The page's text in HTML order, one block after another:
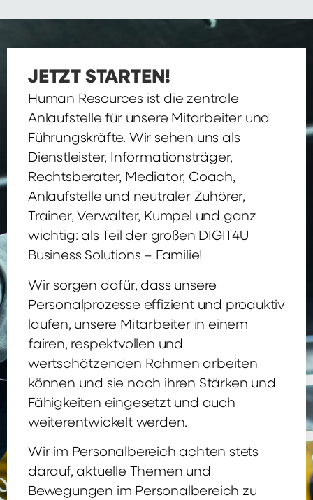
JETZT STARTEN!
Human Resources ist die zentrale
Anlaufstelle für unsere Mitarbeiter und
Führungskräfte. Wir sehen uns als
Dienstleister, Informationsträger,
Rechtsberater, Mediator, Coach,
Anlaufstelle und neutraler Zuhörer,
Trainer, Verwalter, Kumpel und ganz
wichtig: als Teil der großen DIGIT4U
Business Solutions – Familie!
Wir sorgen dafür, dass unsere
Personalprozesse effizient und produktiv
laufen, unsere Mitarbeiter in einem
fairen, respektvollen und
wertschätzenden Rahmen arbeiten
können und sie nach ihren Stärken und
Fähigkeiten eingesetzt und auch
weiterentwickelt werden.
Wir im Personalbereich achten stets
darauf, aktuelle Themen und
Bewegungen im Personalbereich zu